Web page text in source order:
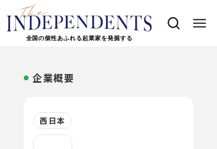
全国の個性あふれる起業家を発掘する
企業概要
西日本